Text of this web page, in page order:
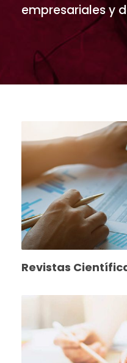
empresariales y
Revistas